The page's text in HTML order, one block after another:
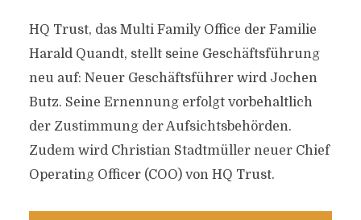
HQ Trust, das Multi Family Office der Familie
Harald Quandt, stellt seine Geschäftsführung
neu auf: Neuer Geschäftsführer wird Jochen
Butz. Seine Ernennung erfolgt vorbehaltlich
der Zustimmung der Aufsichtsbehörden.
Zudem wird Christian Stadtmüller neuer Chief
Operating Officer (COO) von HQ Trust.